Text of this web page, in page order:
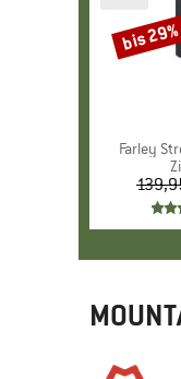
Artikel
Farley
Rabatt
bis 29%